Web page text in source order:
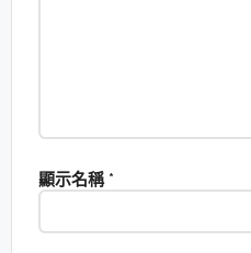
顯示名稱 *